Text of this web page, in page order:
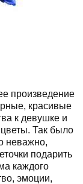
произведение
красивые
к девушке и
Так было
неважно,
подарить
каждого
эмоции,